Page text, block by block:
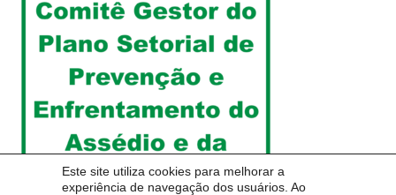
Este site utiliza cookies para melhorar a
experiência de navegação dos usuários. Ao